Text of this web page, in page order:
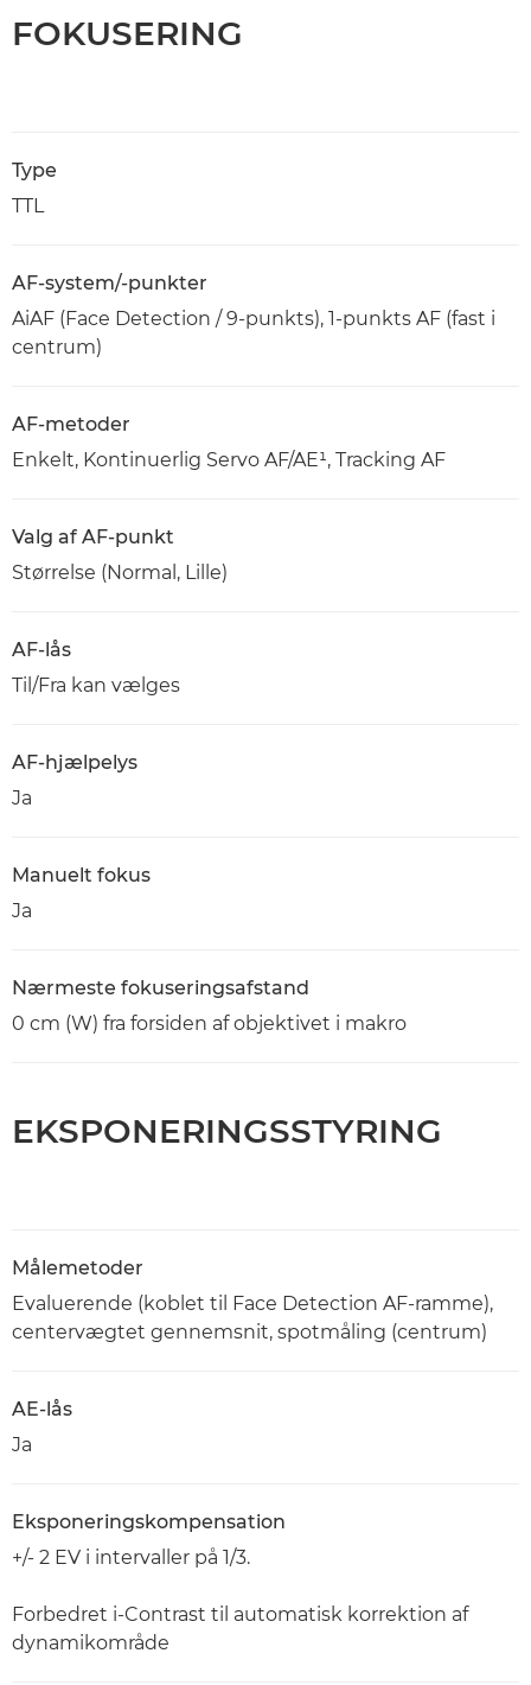
FOKUSERING
Type
TTL
AF-system/-punkter
AiAF (Face Detection / 9-punkts), 1-punkts AF (fast i
centrum)
AF-metoder
Enkelt, Kontinuerlig Servo AF/AE¹, Tracking AF
Valg af AF-punkt
Størrelse (Normal, Lille)
AF-lås
Til/Fra kan vælges
AF-hjælpelys
Ja
Manuelt fokus
Ja
Nærmeste fokuseringsafstand
0 cm (W) fra forsiden af objektivet i makro
EKSPONERINGSSTYRING
Målemetoder
Evaluerende (koblet til Face Detection AF-ramme),
centervægtet gennemsnit, spotmåling (centrum)
AE-lås
Ja
Eksponeringskompensation
+/- 2 EV i intervaller på 1/3.
Forbedret i-Contrast til automatisk korrektion af
dynamikområde